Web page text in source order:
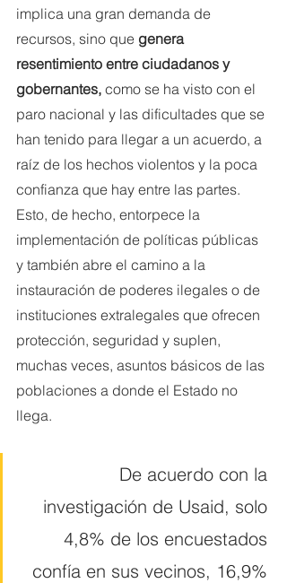
implica una gran demanda de
recursos, sino que genera
resentimiento entre ciudadanos y
gobernantes, como se ha visto con el
paro nacional y las dificultades que se
han tenido para llegar a un acuerdo, a
raíz de los hechos violentos y la poca
confianza que hay entre las partes.
Esto, de hecho, entorpece la
implementación de políticas públicas
y también abre el camino a la
instauración de poderes ilegales o de
instituciones extralegales que ofrecen
protección, seguridad y suplen,
muchas veces, asuntos básicos de las
poblaciones a donde el Estado no
llega.
De acuerdo con la
investigación de Usaid, solo
4,8% de los encuestados
confía en sus vecinos, 16,9%